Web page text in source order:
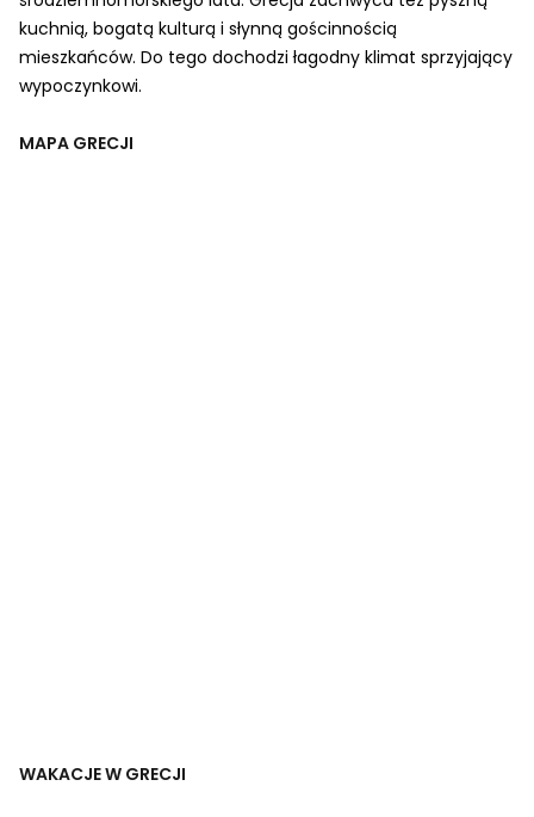
kuchnią, bogatą kulturą i słynną gościnnością
mieszkańców. Do tego dochodzi łagodny klimat sprzyjający
wypoczynkowi.
MAPA GRECJI
WAKACJE W GRECJI